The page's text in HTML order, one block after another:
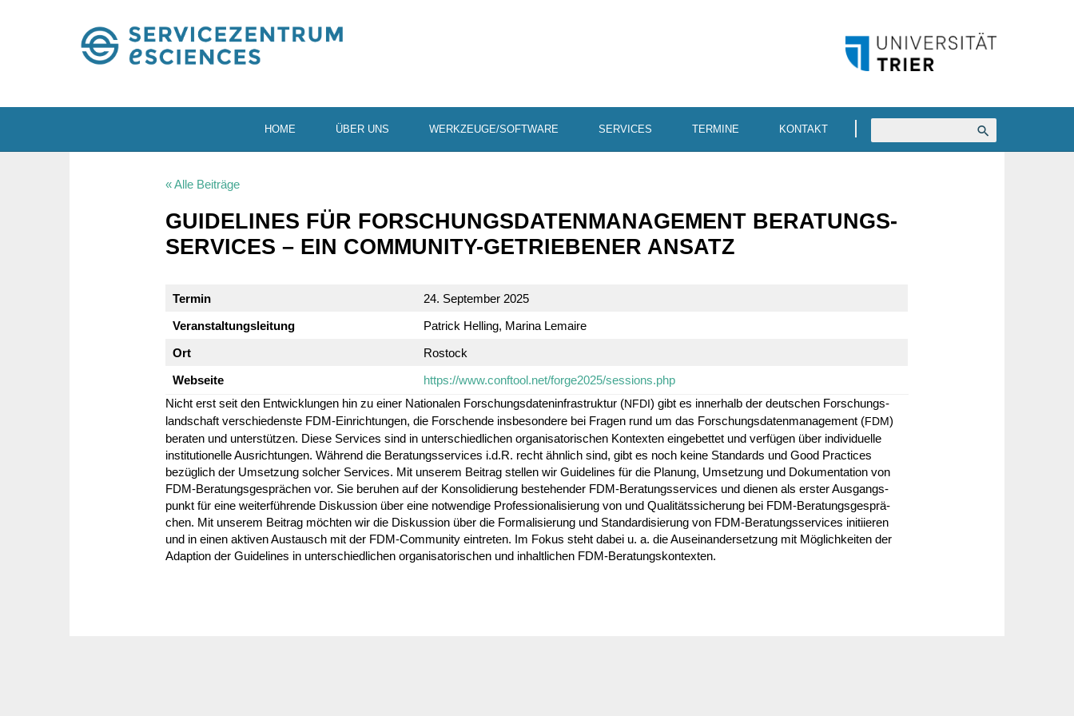
HOME ÜBER UNS WERKZEUGE/SOFTWARE SERVICES TERMINE KONTAKT
« Alle Beiträge
GUIDE­LINES FÜR FORSCHUNGS­DA­TEN­MA­NAGE­MENT BERA­TUNGS­
SER­VICES – EIN COMMU­NITY-GETRIE­BENER ANSATZ
Termin
24. September 2025
Veran­stal­tungs­lei­tung
Patrick Helling, Marina Lemaire
Ort
Rostock
Webseite
https://www.conftool.net/forge2025/sessions.php
Nicht erst seit den Entwick­lungen hin zu einer Natio­nalen Forschungs­da­ten­in­fra­struktur (NFDI) gibt es inner­halb der deut­schen Forschungs­
land­schaft verschie­denste FDM-Einrich­tungen, die Forschende insbe­son­dere bei Fragen rund um das Forschungs­da­ten­ma­nage­ment (FDM)
beraten und unter­stützen. Diese Services sind in unter­schied­li­chen orga­ni­sa­to­ri­schen Kontexten einge­bettet und verfügen über indi­vi­du­elle
insti­tu­tio­nelle Ausrich­tungen. Während die Bera­tungs­ser­vices i.d.R. recht ähnlich sind, gibt es noch keine Stan­dards und Good Prac­tices
bezüg­lich der Umset­zung solcher Services. Mit unserem Beitrag stellen wir Guide­lines für die Planung, Umset­zung und Doku­men­ta­tion von
FDM-Bera­tungs­ge­sprä­chen vor. Sie beruhen auf der Konso­li­die­rung bestehender FDM-Bera­tungs­ser­vices und dienen als erster Ausgangs­
punkt für eine weiter­füh­rende Diskus­sion über eine notwen­dige Profes­sio­na­li­sie­rung von und Quali­täts­si­che­rung bei FDM-Bera­tungs­ge­sprä­
chen. Mit unserem Beitrag möchten wir die Diskus­sion über die Forma­li­sie­rung und Stan­dar­di­sie­rung von FDM-Bera­tungs­ser­vices initi­ieren
und in einen aktiven Austausch mit der FDM-Commu­nity eintreten. Im Fokus steht dabei u. a. die Ausein­an­der­set­zung mit Möglich­keiten der
Adap­tion der Guide­lines in unter­schied­li­chen orga­ni­sa­to­ri­schen und inhalt­li­chen FDM-Beratungskontexten.